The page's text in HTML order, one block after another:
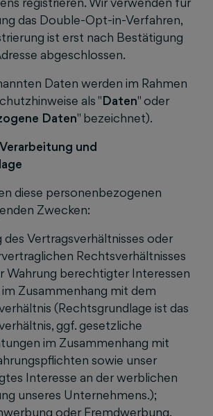
das Double-Opt-in-Verfahren,
ist erst nach Bestätigung
abgeschlossen.
Daten werden im Rahmen
als "Daten" oder
Daten" bezeichnet).
und
diese personenbezogenen
Zwecken:
des Vertragsverhältnisses oder
Rechtsverhältnisses
Wahrung berechtigter Interessen
Zusammenhang mit dem
(Rechtsgrundlage ist das
ggf. gesetzliche
im Zusammenhang mit
sowie unser
Interesse an der werblichen
unseres Unternehmens.);
oder Fremdwerbung.